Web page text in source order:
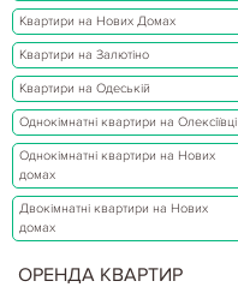
Квартири на Нових Домах
Квартири на Залютіно
Квартири на Одеській
Однокімнатні квартири на Олексіївці
Однокімнатні квартири на Нових
домах
Двокімнатні квартири на Нових
домах
ОРЕНДА КВАРТИР